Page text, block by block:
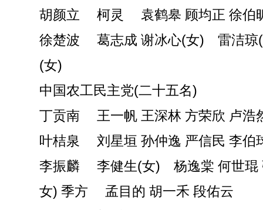
胡颜立 柯灵 袁鹤皋 顾均正 徐伯
徐楚波 葛志成 谢冰心(女) 雷洁
(女)
中国农工民主党(二十五名)
丁贡南 王一帆 王深林 方荣欣 卢浩
叶桔泉 刘星垣 孙仲逸 严信民 李伯
李振麟 李健生(女) 杨逸棠 何世琨
女) 季方 孟目的 胡一禾 段佑云